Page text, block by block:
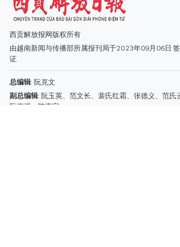
社址: 胡志明市棋盘坊阮氏明开街432-434号
总台: (028) 39294091 - 转 060
热线: 096.558.1888
编辑部: (028) 39294092 - 转 060
电子信箱
广告部
(028) 38334185